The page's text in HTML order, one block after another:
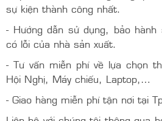
cho thuê bộ Perfect
Hiện nay trên thị trường hiện nay
Phúc Thành Nhân vẫn xứng
đầu dành cho quý khách.
chính hãng, chất lượng uy tín,
mà và hỗ trợ tối đa nhu cầu lắp